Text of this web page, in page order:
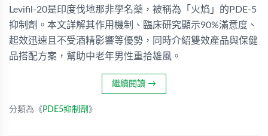
Levifil-20是印度伐地那非學名藥，被稱為「火焰」的PDE-5
抑制劑。本文詳解其作用機制、臨床研究顯示90%滿意度、
起效迅速且不受酒精影響等優勢，同時介紹雙效產品與保健
品搭配方案，幫助中老年男性重拾雄風。
繼續閱讀 →
分類為《 PDE5抑制劑 》